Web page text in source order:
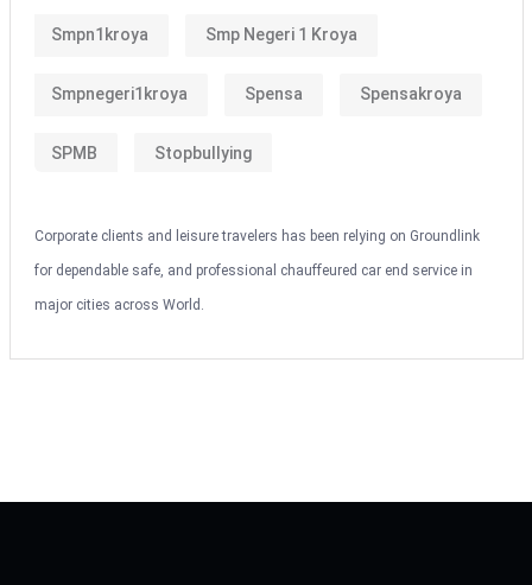
Smpn1kroya Smp Negeri 1 Kroya
Smpnegeri1kroya Spensa Spensakroya
SPMB Stopbullying
Corporate clients and leisure travelers has been relying on Groundlink
for dependable safe, and professional chauffeured car end service in
major cities across World.